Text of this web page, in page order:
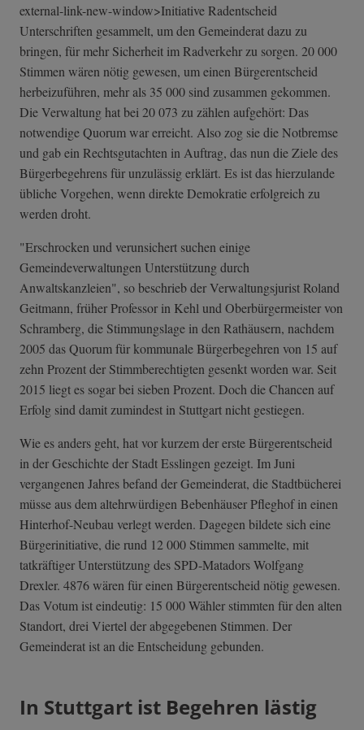
external-link-n­ew-window>Initi­ative Radentscheid
Unterschriften gesammelt, um den Gemeinderat dazu zu
bringen, für mehr Sicherheit im Radverkehr zu sorgen. 20 000
Stimmen wären nötig gewesen, um einen Bürgerentscheid
herbeizuführen, mehr als 35 000 sind zusammen gekommen.
Die Verwaltung hat bei 20 073 zu zählen aufgehört: Das
notwendige Quorum war erreicht. Also zog sie die Notbremse
und gab ein Rechtsgutachten in Auftrag, das nun die Ziele des
Bürgerbegehrens für unzulässig erklärt. Es ist das hierzulande
übliche Vorgehen, wenn direkte Demokratie erfolgreich zu
werden droht.
"Erschrocken und verunsichert suchen einige
Gemeindeverwaltungen Unterstützung durch
Anwaltskanzleien", so beschrieb der Verwaltungsjurist Roland
Geitmann, früher Professor in Kehl und Oberbürgermeister von
Schramberg, die Stimmungslage in den Rathäusern, nachdem
2005 das Quorum für kommunale Bürgerbegehren von 15 auf
zehn Prozent der Stimmberechtigten gesenkt worden war. Seit
2015 liegt es sogar bei sieben Prozent. Doch die Chancen auf
Erfolg sind damit zumindest in Stuttgart nicht gestiegen.
Wie es anders geht, hat vor kurzem der erste Bürgerentscheid
in der Geschichte der Stadt Esslingen gezeigt. Im Juni
vergangenen Jahres befand der Gemeinderat, die Stadtbücherei
müsse aus dem altehrwürdigen Bebenhäuser Pfleghof in einen
Hinterhof-Neubau verlegt werden. Dagegen bildete sich eine
Bürgerinitiative, die rund 12 000 Stimmen sammelte, mit
tatkräftiger Unterstützung des SPD-Matadors Wolfgang
Drexler. 4876 wären für einen Bürgerentscheid nötig gewesen.
Das Votum ist eindeutig: 15 000 Wähler stimmten für den alten
Standort, drei Viertel der abgegebenen Stimmen. Der
Gemeinderat ist an die Entscheidung gebunden.
In Stuttgart ist Begehren lästig